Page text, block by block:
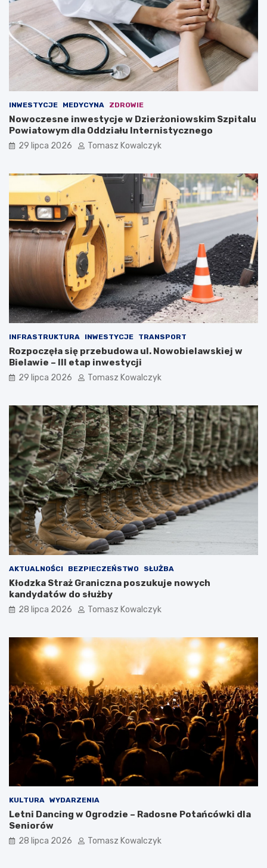
INWESTYCJE MEDYCYNA ZDROWIE
Nowoczesne inwestycje w Dzierżoniowskim Szpitalu
Powiatowym dla Oddziału Internistycznego
29 lipca 2026 Tomasz Kowalczyk
INFRASTRUKTURA INWESTYCJE TRANSPORT
Rozpoczęła się przebudowa ul. Nowobielawskiej w
Bielawie – III etap inwestycji
29 lipca 2026 Tomasz Kowalczyk
AKTUALNOŚCI BEZPIECZEŃSTWO SŁUŻBA
Kłodzka Straż Graniczna poszukuje nowych
kandydatów do służby
28 lipca 2026 Tomasz Kowalczyk
KULTURA WYDARZENIA
Letni Dancing w Ogrodzie – Radosne Potańcówki dla
Seniorów
28 lipca 2026 Tomasz Kowalczyk